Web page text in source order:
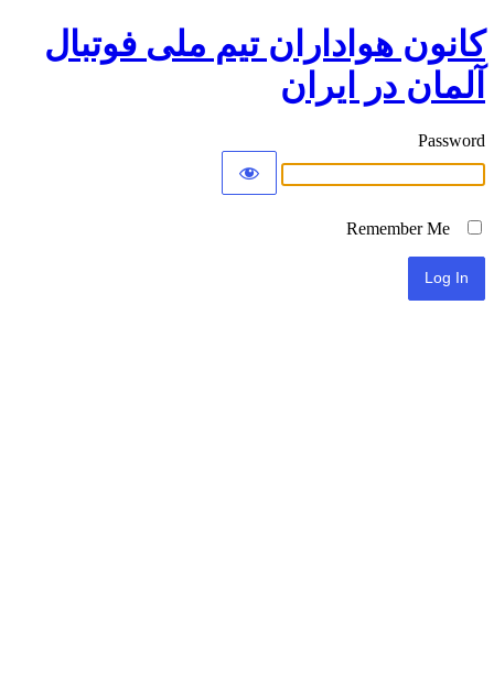
کانون هواداران تیم ملی فوتبال
آلمان در ایران
Password
Remember Me